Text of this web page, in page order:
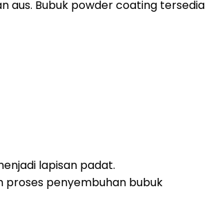
aus. Bubuk powder coating tersedia
lapisan padat.
penyembuhan bubuk